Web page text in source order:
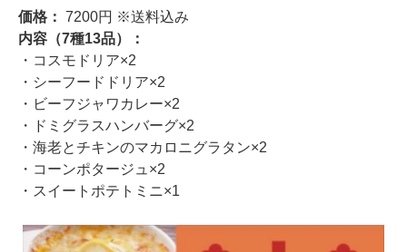
価格： 7200円 ※送料込み
内容（7種13品）：
・コスモドリア×2
・シーフードドリア×2
・ビーフジャワカレー×2
・ドミグラスハンバーグ×2
・海老とチキンのマカロニグラタン×2
・コーンポタージュ×2
・スイートポテトミニ×1